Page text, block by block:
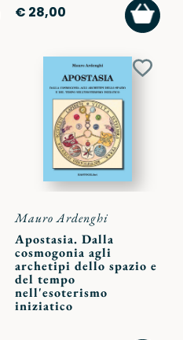
€ 28,00
AL
Mauro Ardenghi
Apostasia. Dalla
cosmogonia agli
archetipi dello spazio e
del tempo
nell'esoterismo
iniziatico